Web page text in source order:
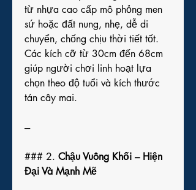
từ nhựa cao cấp mô phỏng men
sứ hoặc đất nung, nhẹ, dễ di
chuyển, chống chịu thời tiết tốt.
Các kích cỡ từ 30cm đến 68cm
giúp người chơi linh hoạt lựa
chọn theo độ tuổi và kích thước
tán cây mai.
---
### 2. Chậu Vuông Khối – Hiện
Đại Và Mạnh Mẽ